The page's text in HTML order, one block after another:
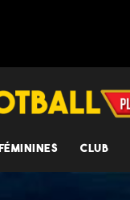
CLUB